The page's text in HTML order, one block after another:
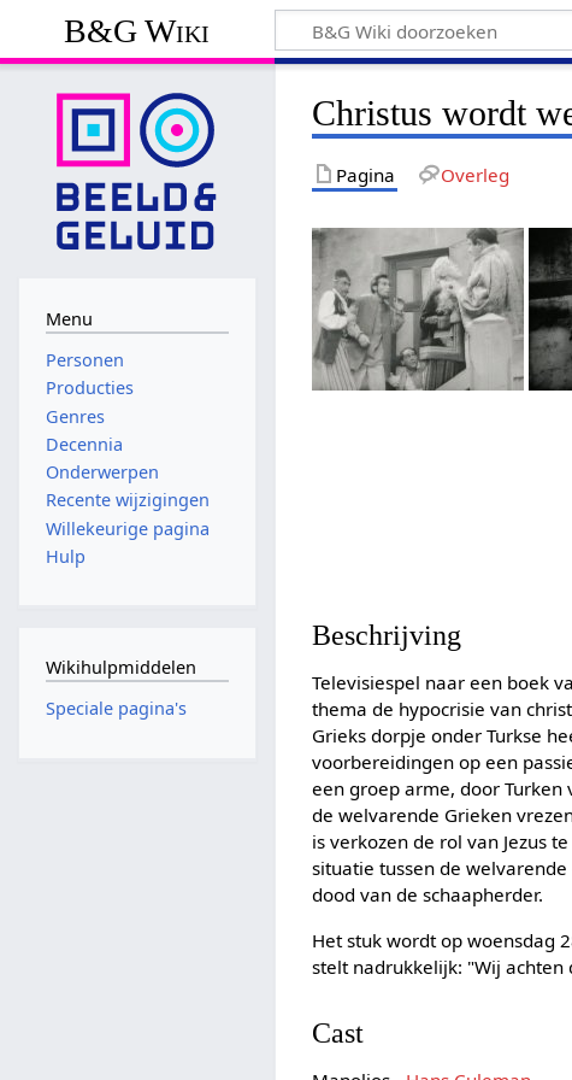
B&G Wiki
Christus wordt
Pagina Overleg
Beschrijving
Televisiespel naar een boek
thema de hypocrisie van
Grieks dorpje onder Turkse
voorbereidingen op een
een groep arme, door
de welvarende Grieken
is verkozen de rol van Jezus
situatie tussen de
dood van de schaapherder.
Het stuk wordt op woensdag
stelt nadrukkelijk: "Wij
Cast
Menu
Personen
Producties
Genres
Decennia
Onderwerpen
Recente wijzigingen
Willekeurige pagina
Hulp
Wikihulpmiddelen
Speciale pagina's